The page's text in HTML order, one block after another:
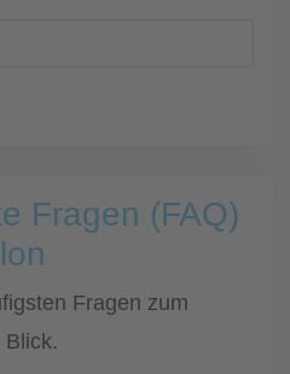
Fragen (FAQ)
Fragen zum